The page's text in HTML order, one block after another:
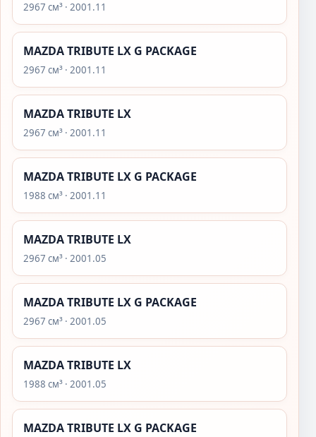
2967 см³ · 2001.11
MAZDA TRIBUTE LX G PACKAGE
2967 см³ · 2001.11
MAZDA TRIBUTE LX
2967 см³ · 2001.11
MAZDA TRIBUTE LX G PACKAGE
1988 см³ · 2001.11
MAZDA TRIBUTE LX
2967 см³ · 2001.05
MAZDA TRIBUTE LX G PACKAGE
2967 см³ · 2001.05
MAZDA TRIBUTE LX
1988 см³ · 2001.05
MAZDA TRIBUTE LX G PACKAGE